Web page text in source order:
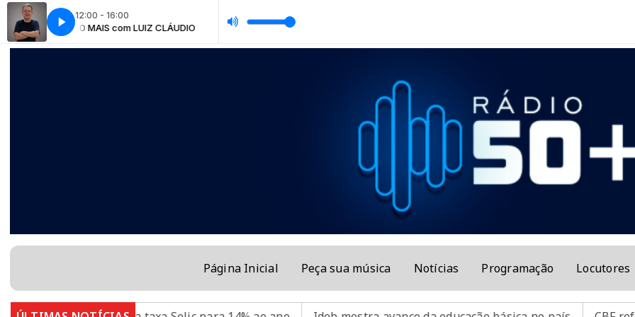
12:00 - 16:00
TARDE 50 MAIS com LUIZ CLÁUDIO TARDE 50 MAIS com LUIZ CLÁUDIO
Página Inicial Peça sua música Notícias Programação Locutores